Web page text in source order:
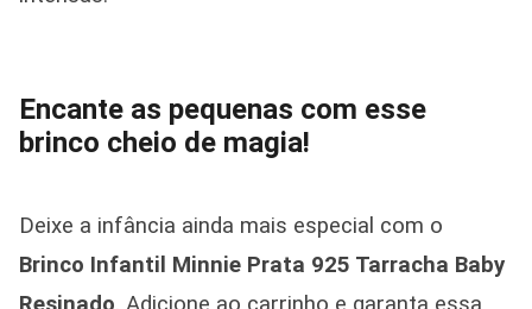
Encante as pequenas com esse
brinco cheio de magia!
Deixe a infância ainda mais especial com o
Brinco Infantil Minnie Prata 925 Tarracha Baby